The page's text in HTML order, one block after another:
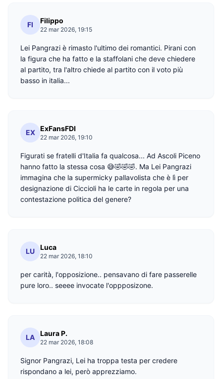
FI Filippo
22 mar 2026, 19:15
Lei Pangrazi è rimasto l'ultimo dei romantici. Pirani con
la figura che ha fatto e la staffolani che deve chiedere
al partito, tra l'altro chiede al partito con il voto più
basso in italia...
EX ExFansFDI
22 mar 2026, 19:10
Figurati se fratelli d'Italia fa qualcosa... Ad Ascoli Piceno
hanno fatto la stessa cosa 😅🤣🤣🤣. Ma Lei Pangrazi
immagina che la supermicky pallavolista che è lì per
designazione di Ciccioli ha le carte in regola per una
contestazione politica del genere?
LU Luca
22 mar 2026, 18:10
per carità, l'opposizione.. pensavano di fare passerelle
pure loro.. seeee invocate l'oppposizone.
LA Laura P.
22 mar 2026, 18:08
Signor Pangrazi, Lei ha troppa testa per credere
rispondano a lei, però apprezziamo.